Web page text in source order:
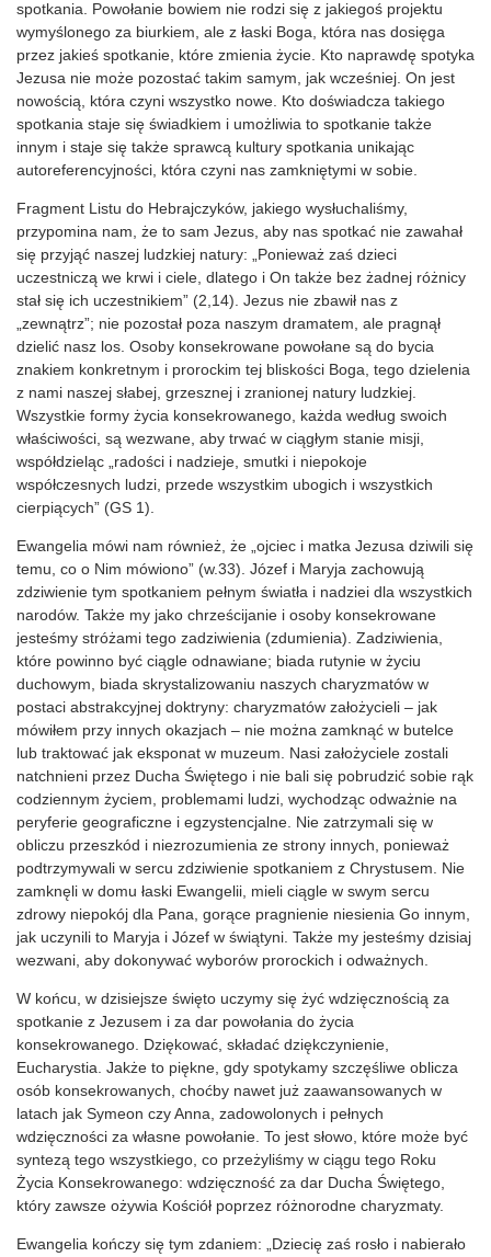
spotkania. Powołanie bowiem nie rodzi się z jakiegoś projektu
wymyślonego za biurkiem, ale z łaski Boga, która nas dosięga
przez jakieś spotkanie, które zmienia życie. Kto naprawdę spotyka
Jezusa nie może pozostać takim samym, jak wcześniej. On jest
nowością, która czyni wszystko nowe. Kto doświadcza takiego
spotkania staje się świadkiem i umożliwia to spotkanie także
innym i staje się także sprawcą kultury spotkania unikając
autoreferencyjności, która czyni nas zamkniętymi w sobie.
Fragment Listu do Hebrajczyków, jakiego wysłuchaliśmy,
przypomina nam, że to sam Jezus, aby nas spotkać nie zawahał
się przyjąć naszej ludzkiej natury: „Ponieważ zaś dzieci
uczestniczą we krwi i ciele, dlatego i On także bez żadnej różnicy
stał się ich uczestnikiem” (2,14). Jezus nie zbawił nas z
„zewnątrz”; nie pozostał poza naszym dramatem, ale pragnął
dzielić nasz los. Osoby konsekrowane powołane są do bycia
znakiem konkretnym i prorockim tej bliskości Boga, tego dzielenia
z nami naszej słabej, grzesznej i zranionej natury ludzkiej.
Wszystkie formy życia konsekrowanego, każda według swoich
właściwości, są wezwane, aby trwać w ciągłym stanie misji,
współdzieląc „radości i nadzieje, smutki i niepokoje
współczesnych ludzi, przede wszystkim ubogich i wszystkich
cierpiących” (GS 1).
Ewangelia mówi nam również, że „ojciec i matka Jezusa dziwili się
temu, co o Nim mówiono” (w.33). Józef i Maryja zachowują
zdziwienie tym spotkaniem pełnym światła i nadziei dla wszystkich
narodów. Także my jako chrześcijanie i osoby konsekrowane
jesteśmy stróżami tego zadziwienia (zdumienia). Zadziwienia,
które powinno być ciągle odnawiane; biada rutynie w życiu
duchowym, biada skrystalizowaniu naszych charyzmatów w
postaci abstrakcyjnej doktryny: charyzmatów założycieli – jak
mówiłem przy innych okazjach – nie można zamknąć w butelce
lub traktować jak eksponat w muzeum. Nasi założyciele zostali
natchnieni przez Ducha Świętego i nie bali się pobrudzić sobie rąk
codziennym życiem, problemami ludzi, wychodząc odważnie na
peryferie geograficzne i egzystencjalne. Nie zatrzymali się w
obliczu przeszkód i niezrozumienia ze strony innych, ponieważ
podtrzymywali w sercu zdziwienie spotkaniem z Chrystusem. Nie
zamknęli w domu łaski Ewangelii, mieli ciągle w swym sercu
zdrowy niepokój dla Pana, gorące pragnienie niesienia Go innym,
jak uczynili to Maryja i Józef w świątyni. Także my jesteśmy dzisiaj
wezwani, aby dokonywać wyborów prorockich i odważnych.
W końcu, w dzisiejsze święto uczymy się żyć wdzięcznością za
spotkanie z Jezusem i za dar powołania do życia
konsekrowanego. Dziękować, składać dziękczynienie,
Eucharystia. Jakże to piękne, gdy spotykamy szczęśliwe oblicza
osób konsekrowanych, choćby nawet już zaawansowanych w
latach jak Symeon czy Anna, zadowolonych i pełnych
wdzięczności za własne powołanie. To jest słowo, które może być
syntezą tego wszystkiego, co przeżyliśmy w ciągu tego Roku
Życia Konsekrowanego: wdzięczność za dar Ducha Świętego,
który zawsze ożywia Kościół poprzez różnorodne charyzmaty.
Ewangelia kończy się tym zdaniem: „Dziecię zaś rosło i nabierało